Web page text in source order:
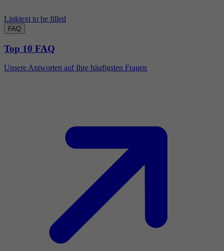
Linktext to be filled
FAQ
Top 10 FAQ
Unsere Antworten auf Ihre häufigsten Fragen